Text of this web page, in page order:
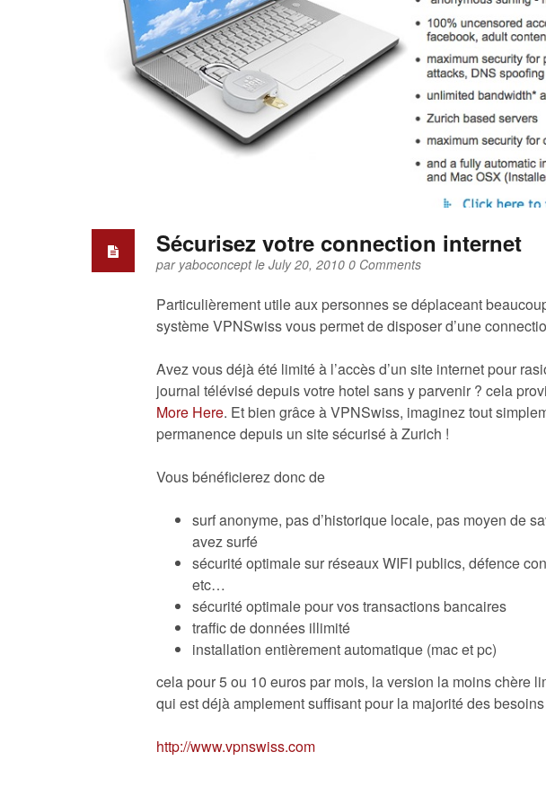
Sécurisez votre connection internet
par yaboconceptle July 20, 2010 0 Comments
Particulièrement utile aux personnes se déplaceant
système VPNSwiss vous permet de disposer d’une
Avez vous déjà été limité à l’accès d’un site internet pour
journal télévisé depuis votre hotel sans y parvenir ? cela
More Here. Et bien grâce à VPNSwiss, imaginez tout
permanence depuis un site sécurisé à Zurich !
Vous bénéficierez donc de
surf anonyme, pas d’historique locale, pas moyen de
avez surfé
sécurité optimale sur réseaux WIFI publics, défence
etc…
sécurité optimale pour vos transactions bancaires
traffic de données illimité
installation entièrement automatique (mac et pc)
cela pour 5 ou 10 euros par mois, la version la moins chère
qui est déjà amplement suffisant pour la majorité des besoins
http://www.vpnswiss.com